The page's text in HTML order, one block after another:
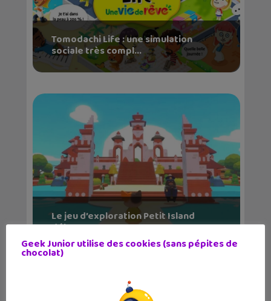
Tomodachi Life : une simulation
sociale très compl...
Le jeu d’exploration Petit Island
débarque s...
Geek Junior utilise des cookies (sans pépites de
chocolat)